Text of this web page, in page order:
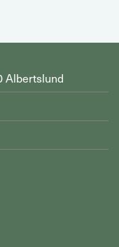
Albertslund